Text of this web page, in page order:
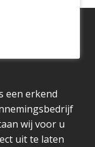
een erkend
wij voor u
uit te laten